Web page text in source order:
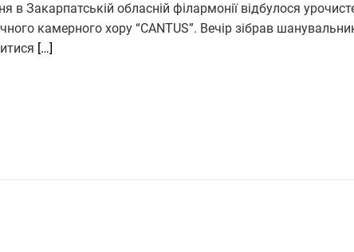
в Закарпатській обласній філармонії відбулося
камерного хору “CANTUS”. Вечір зібрав
[…]